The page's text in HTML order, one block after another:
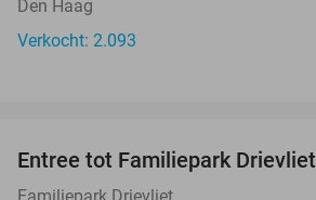
Den Haag
Verkocht: 2.093
Entree tot Familiepark Drievliet